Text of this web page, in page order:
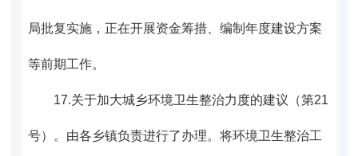
局批复实施，正在开展资金筹措、编制年度建设方案
等前期工作。
17.关于加大城乡环境卫生整治力度的建议（第21
号）。 由各乡镇负责进行了办理。将环境卫生整治工